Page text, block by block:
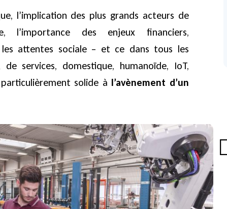
l’implication des plus grands acteurs de
l’importance des enjeux financiers,
attentes sociale – et ce dans tous les
services, domestique, humanoïde, IoT,
solide à l’avènement d’un